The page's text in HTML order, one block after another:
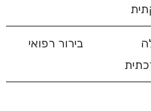
בירור רפואי